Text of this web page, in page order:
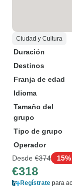
Ciudad y Cultura
Duración
Destinos
Franja de edad
Idioma
Tamaño del
grupo
Tipo de grupo
Operador
Desde €374
€318
Regístrate para